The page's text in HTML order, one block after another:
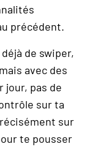
précédent.
de swiper,
avec des
pas de
sur ta
sur
te pousser